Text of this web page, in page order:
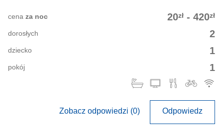
20zł - 420zł
cena za noc
2
dorosłych
1
dziecko
1
pokój
Zobacz odpowiedzi (0) Odpowiedz